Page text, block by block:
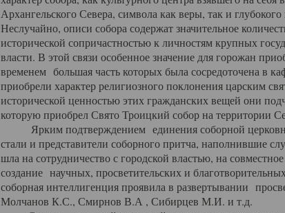
Архангельского Севера, символа как веры, так и
Неслучайно, описи собора содержат значительное
исторической сопричастностью к личностям крупных
власти. В этой связи особенное значение для горожан
временем большая часть которых была сосредоточена в
приобрели характер религиозного поклонения царским
исторической ценностью этих гражданских вещей они
которую приобрел Свято Троицкий собор на территории
Ярким подтверждением единения соборной
стали и представители соборного притча, наполнившие
шла на сотрудничество с городской властью, на
создание научных, просветительских и
соборная интеллигенция проявила в развертывании
Молчанов К.С., Смирнов В.А , Сибирцев М.И. и т.д.